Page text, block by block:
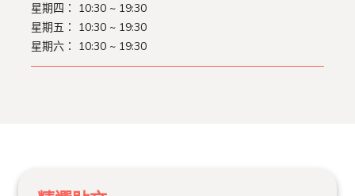
星期四： 10:30 ~ 19:30
星期五： 10:30 ~ 19:30
星期六： 10:30 ~ 19:30